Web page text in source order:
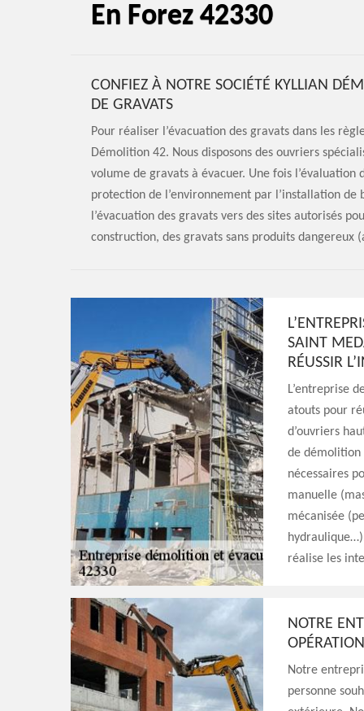
En Forez 42330
CONFIEZ À NOTRE SOCIÉTÉ KYLLIAN
DE GRAVATS
Pour réaliser l’évacuation des gravats dans les
Démolition 42. Nous disposons des ouvriers
volume de gravats à évacuer. Une fois
protection de l’environnement par l’installation de
l’évacuation des gravats vers des sites autorisés
construction, des gravats sans produits dangereux
SAINT
RÉUSSIR
L’entreprise
atouts pour
d’ouvriers
de démolition
nécessaires
manuelle
mécanisée
réalise les
NOTRE
Notre
personne